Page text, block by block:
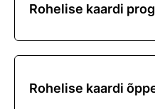
KESTVUSRATSUTAMINE
Rohelise kaardi
Rohelise kaardi